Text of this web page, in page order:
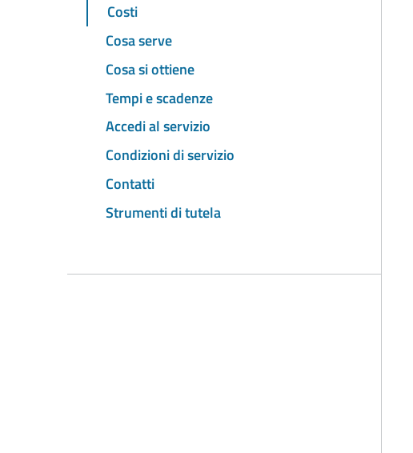
Costi
Cosa serve
Cosa si ottiene
Tempi e scadenze
Accedi al servizio
Condizioni di servizio
Contatti
Strumenti di tutela